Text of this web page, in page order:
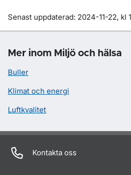
Om sidan
Senast uppdaterad: 2024-11-22, kl
Mer inom Miljö och hälsa
Buller
Klimat och energi
Luftkvalitet
Kontakta oss